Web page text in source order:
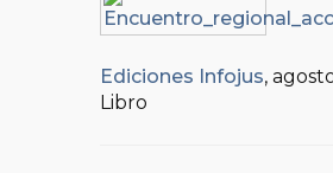
Ediciones Infojus,
Libro